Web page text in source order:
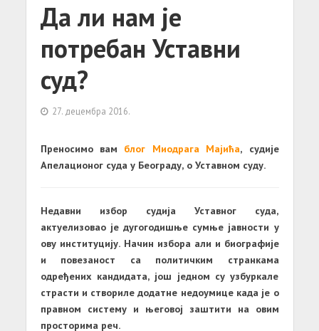
Да ли нам је
потребан Уставни
суд?
27. децембра 2016.
Преносимо вам блог Миодрага Мајића, судије
Апелационог суда у Београду, о Уставном суду.
Недавни избор судија Уставног суда,
актуелизовао је дугогодишње сумње јавности у
ову институцију. Начин избора али и биографије
и повезаност са политичким странкама
одређених кандидата, још једном су узбуркале
страсти и створиле додатне недоумице када је о
правном систему и његовој заштити на овим
просторима реч.